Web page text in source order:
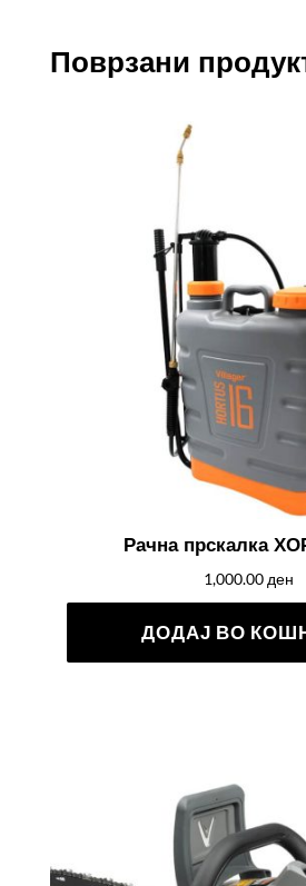
Поврзани
Рачна прскалка
1,000.00 ден
ДОДАЈ ВО